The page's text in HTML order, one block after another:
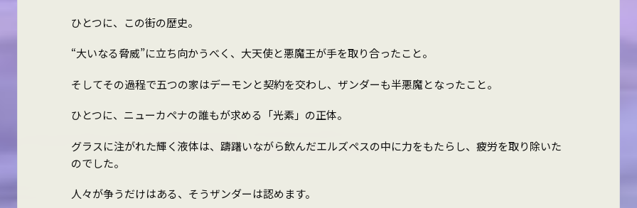
ひとつに、この街の歴史。
“大いなる脅威”に立ち向かうべく、大天使と悪魔王が手を取り合ったこと。
そしてその過程で五つの家はデーモンと契約を交わし、ザンダーも半悪魔となったこと。
ひとつに、ニューカペナの誰もが求める「光素」の正体。
グラスに注がれた輝く液体は、躊躇いながら飲んだエルズペスの中に力をもたらし、疲労を取り除いた
のでした。
人々が争うだけはある、そうザンダーは認めます。